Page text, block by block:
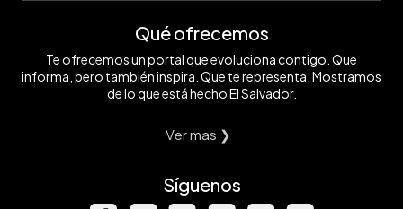
Qué ofrecemos
Te ofrecemos un portal que evoluciona contigo. Que
informa, pero también inspira. Que te representa. Mostramos
de lo que está hecho El Salvador.
Ver mas ❯
Síguenos